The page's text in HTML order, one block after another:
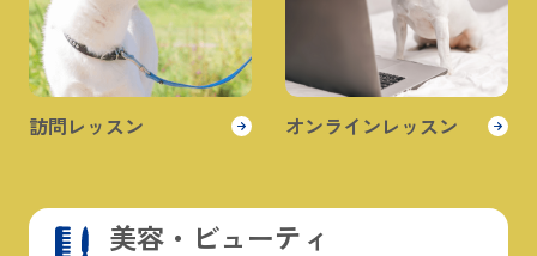
訪問レッスン オンラインレッスン
美容・ビューティ